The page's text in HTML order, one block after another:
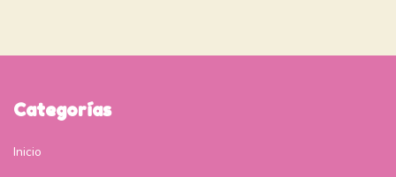
Categorías
Inicio